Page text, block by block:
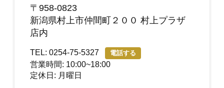
〒958-0823
新潟県村上市仲間町２００ 村上プラザ
店内
TEL: 0254-75-5327 電話する
営業時間: 10:00~18:00
定休日: 月曜日